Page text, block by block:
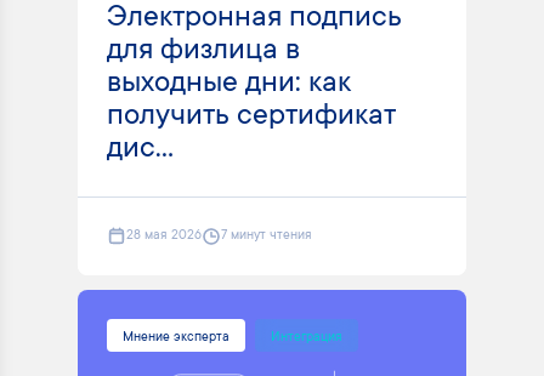
Электронная подпись
для физлица в
выходные дни: как
получить сертификат
дис...
28 мая 2026 7 минут чтения
Мнение эксперта Интеграция